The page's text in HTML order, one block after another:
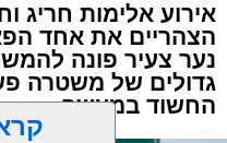
אירוע אלימות חריג
הצהריים את אחד
נער צעיר פונה
גדולים של משטרה
החשוד במעשה